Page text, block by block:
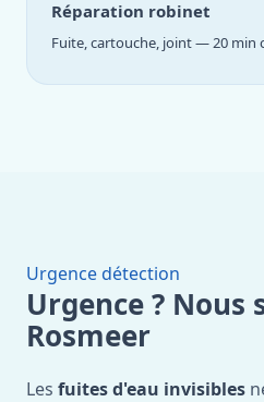
Réparation robinet
Fuite, cartouche, joint — 20 min
Urgence détection
Urgence ? Nous
Rosmeer
Les fuites d'eau invisibles